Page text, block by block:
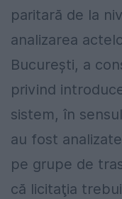
paritară de la
analizarea
Bucureşti, a
privind
sistem, în
au fost
pe grupe de
că licitaţia